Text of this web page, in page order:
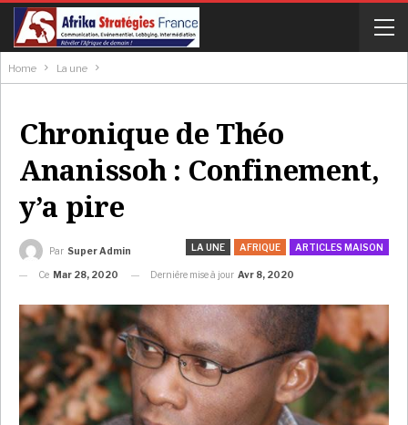
Home La une
Chronique de Théo
Ananissoh : Confinement,
y’a pire
LA UNE AFRIQUE ARTICLES MAISON
Par Super Admin
Ce Mar 28, 2020 Dernière mise à jour Avr 8, 2020